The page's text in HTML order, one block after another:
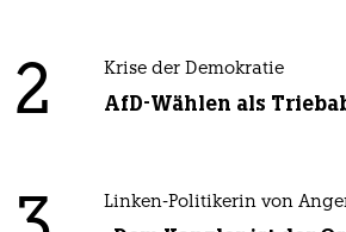
2 Krise der Demokratie
AfD-Wählen als
Linken-Politikerin von